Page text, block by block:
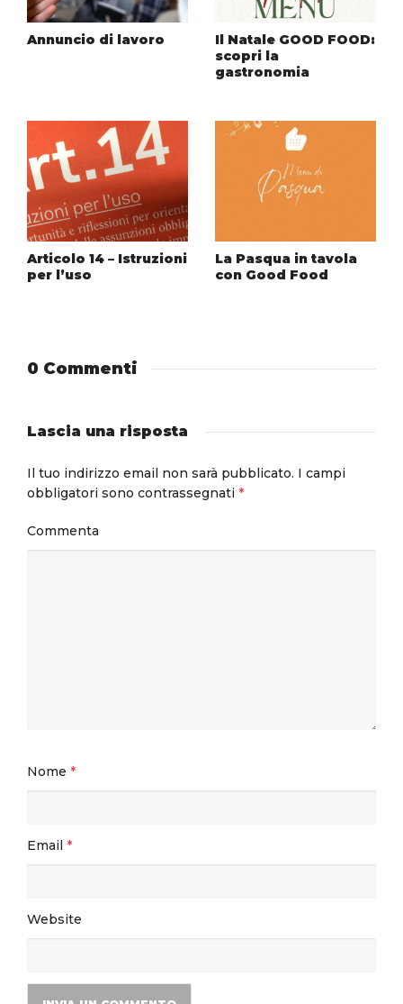
Annuncio di lavoro
Il Natale GOOD FOOD:
scopri la
gastronomia
Articolo 14 – Istruzioni
per l’uso
La Pasqua in tavola
con Good Food
0 Commenti
Lascia una risposta
Il tuo indirizzo email non sarà pubblicato. I campi
obbligatori sono contrassegnati *
Commenta
Nome *
Email *
Website